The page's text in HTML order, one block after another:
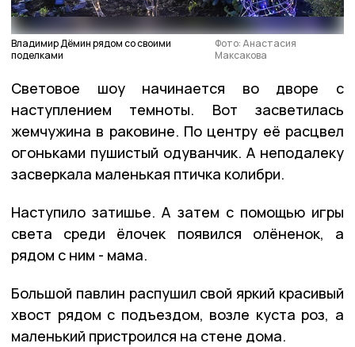
Владимир Дёмин рядом со своими
поделками
Фото: Анастасия
Максакова
Световое шоу начинается во дворе с
наступлением темноты. Вот засветилась
жемчужина в раковине. По центру её расцвел
огоньками пушистый одуванчик. А неподалеку
засверкала маленькая птичка колибри.
Наступило затишье. А затем с помощью игры
света среди ёлочек появился олёненок, а
рядом с ним - мама.
Большой павлин распушил свой яркий красивый
хвост рядом с подъездом, возле куста роз, а
маленький пристроился на стене дома.